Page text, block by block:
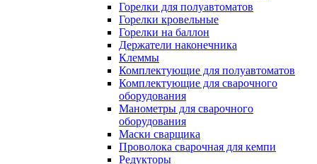
Горелки для полуавтоматов
Горелки кровельные
Горелки на баллон
Держатели наконечника
Клеммы
Комплектующие для полуавтоматов
Комплектующие для сварочного
оборудования
Манометры для сварочного
оборудования
Маски сварщика
Проволока сварочная для кемпи
Редукторы